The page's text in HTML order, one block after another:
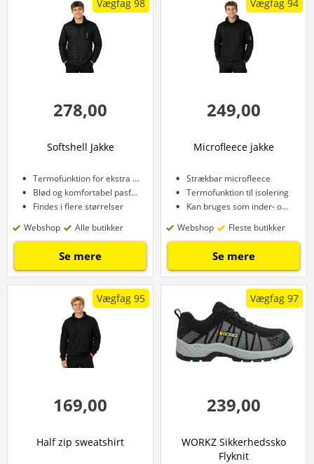
Vægfag 98
278,00
Softshell Jakke
Termofunktion for ekstra varme
Blød og komfortabel pasform
Findes i flere størrelser
Webshop
Alle butikker
Se mere
Vægfag 94
249,00
Microfleece jakke
Strækbar microfleece
Termofunktion til isolering
Kan bruges som inder- og yderlag
Webshop
Fleste butikker
Se mere
Vægfag 95
169,00
Half zip sweatshirt
Vægfag 97
239,00
WORKZ Sikkerhedssko
Flyknit